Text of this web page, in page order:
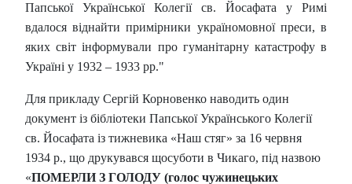
Папської Української Колегії св. Йосафата у Римі
вдалося віднайти примірники україномовної преси, в
яких світ інформували про гуманітарну катастрофу в
Україні у 1932 – 1933 рр."
Для прикладу Сергій Корновенко наводить один
документ із бібліотеки Папської Українського Колегії
св. Йосафата із тижневика «Наш стяг» за 16 червня
1934 р., що друкувався щосуботи в Чикаго, під назвою
«ПОМЕРЛИ З ГОЛОДУ (голос чужинецьких